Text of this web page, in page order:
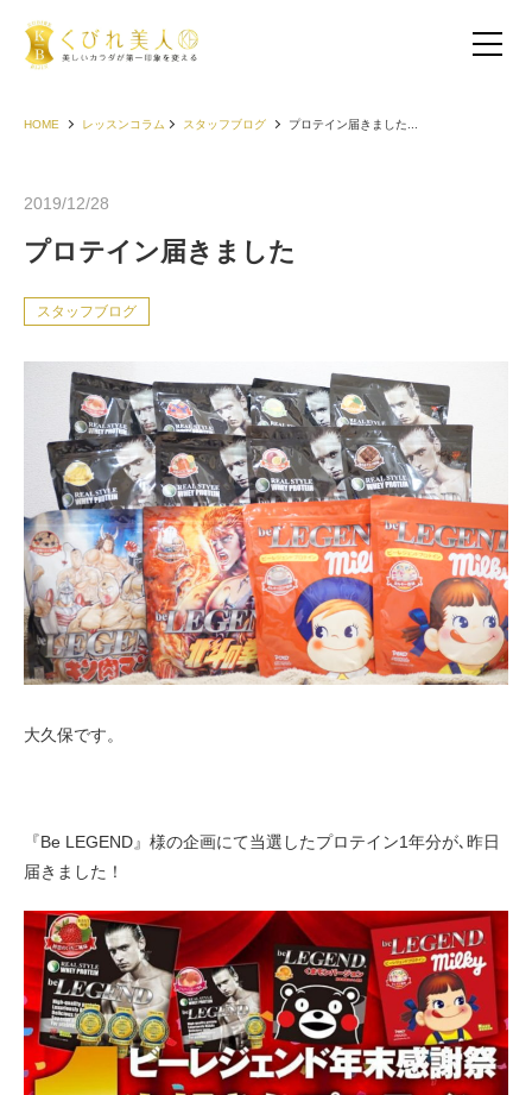
お客様の声（30代以下）
お客様の声（40代）
お客様の声（50代以上）
お客様の声（男性）
HOME レッスンコラム スタッフブログ プロテイン届きました...
2019/12/28
プロテイン届きました
スタッフブログ
大久保です。
『Be LEGEND』様の企画にて当選したプロテイン1年分が､昨日
届きました！